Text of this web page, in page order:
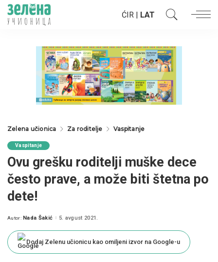
ĆIR | LAT
Zelena učionica Za roditelje Vaspitanje
Vaspitanje
Ovu grešku roditelji muške dece
često prave, a može biti štetna po
dete!
Posted
Autor: Nada Šakić 5. avgust 2021.
Dodaj Zelenu učionicu kao omiljeni izvor na Google-u